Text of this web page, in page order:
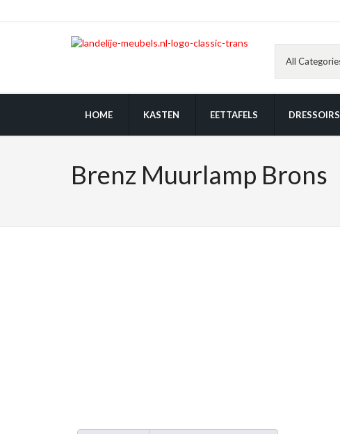
HOME KASTEN EETTAFELS DRESSOIRS
Brenz Muurlamp Brons